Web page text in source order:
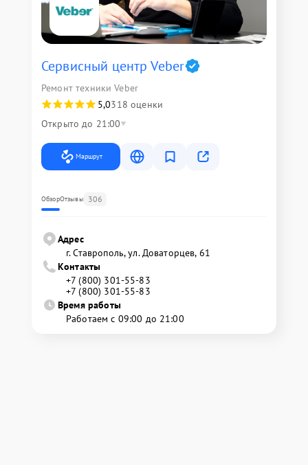
Сервисный центр Veber
Ремонт техники Veber
5,0318 оценки
Открыто до 21:00
Маршрут
ОбзорОтзывы 306
Адрес
г. Ставрополь, ул. Доваторцев, 61
Контакты
+7 (800) 301-55-83
+7 (800) 301-55-83
Время работы
Работаем с 09:00 до 21:00